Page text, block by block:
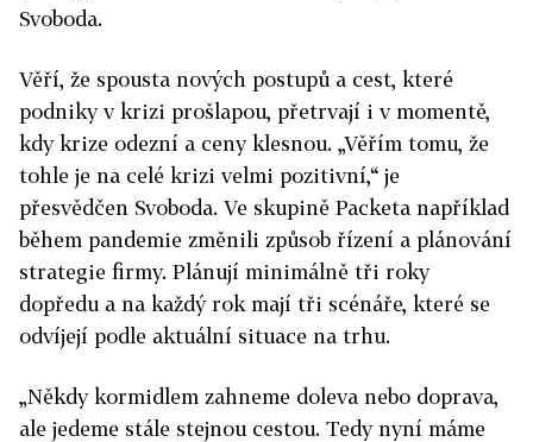
Svoboda.
Věří, že spousta nových postupů a cest, které
podniky v krizi prošlapou, přetrvají i v momentě,
kdy krize odezní a ceny klesnou. „Věřím tomu, že
tohle je na celé krizi velmi pozitivní,“ je
přesvědčen Svoboda. Ve skupině Packeta například
během pandemie změnili způsob řízení a plánování
strategie firmy. Plánují minimálně tři roky
dopředu a na každý rok mají tři scénáře, které se
odvíjejí podle aktuální situace na trhu.
„Někdy kormidlem zahneme doleva nebo doprava,
ale jedeme stále stejnou cestou. Tedy nyní máme